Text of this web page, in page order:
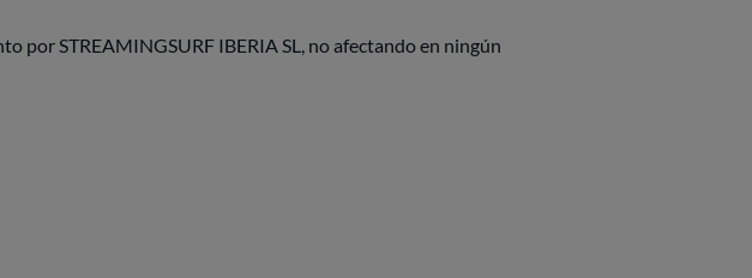
por STREAMINGSURF IBERIA SL, no afectando en ningún